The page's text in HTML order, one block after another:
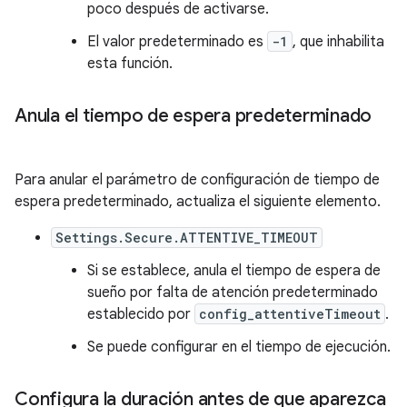
poco después de activarse.
El valor predeterminado es
-1 , que inhabilita
esta función.
Anula el tiempo de espera predeterminado
Para anular el parámetro de configuración de tiempo de
espera predeterminado, actualiza el siguiente elemento.
Settings.Secure.ATTENTIVE_TIMEOUT
Si se establece, anula el tiempo de espera de
sueño por falta de atención predeterminado
establecido por config_attentiveTimeout .
Se puede configurar en el tiempo de ejecución.
Configura la duración antes de que aparezca